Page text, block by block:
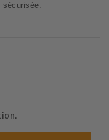
sécurisée.